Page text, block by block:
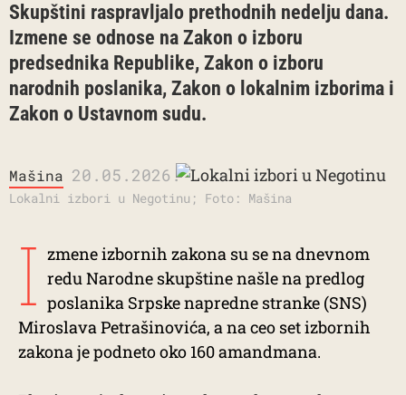
Skupštini raspravljalo prethodnih nedelju dana.
Izmene se odnose na Zakon o izboru
predsednika Republike, Zakon o izboru
narodnih poslanika, Zakon o lokalnim izborima i
Zakon o Ustavnom sudu.
Mašina 20.05.2026.
Lokalni izbori u Negotinu; Foto: Mašina
I zmene izbornih zakona su se na dnevnom
redu Narodne skupštine našle na predlog
poslanika Srpske napredne stranke (SNS)
Miroslava Petrašinovića, a na ceo set izbornih
zakona je podneto oko 160 amandmana.